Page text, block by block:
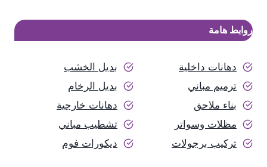
روابط هامة
دهانات داخلية
بديل الخشب
ترميم مباني
بديل الرخام
بناء ملاحق
دهانات خارجية
مظلات وسواتر
تشطيب مباني
تركيب برجولات
ديكورات فوم